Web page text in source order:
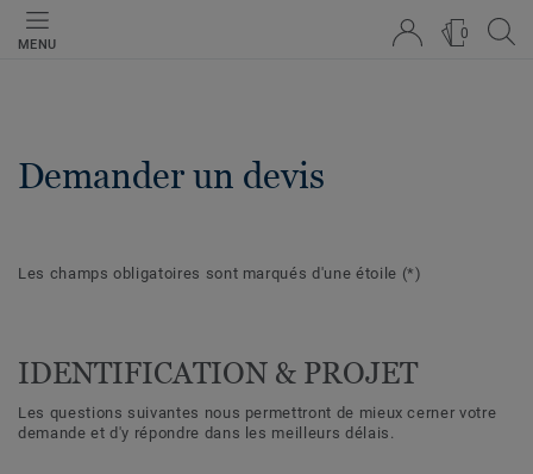
MENU
0
Demander un devis
Les champs obligatoires sont marqués d'une étoile (*)
IDENTIFICATION & PROJET
Les questions suivantes nous permettront de mieux cerner votre
demande et d'y répondre dans les meilleurs délais.